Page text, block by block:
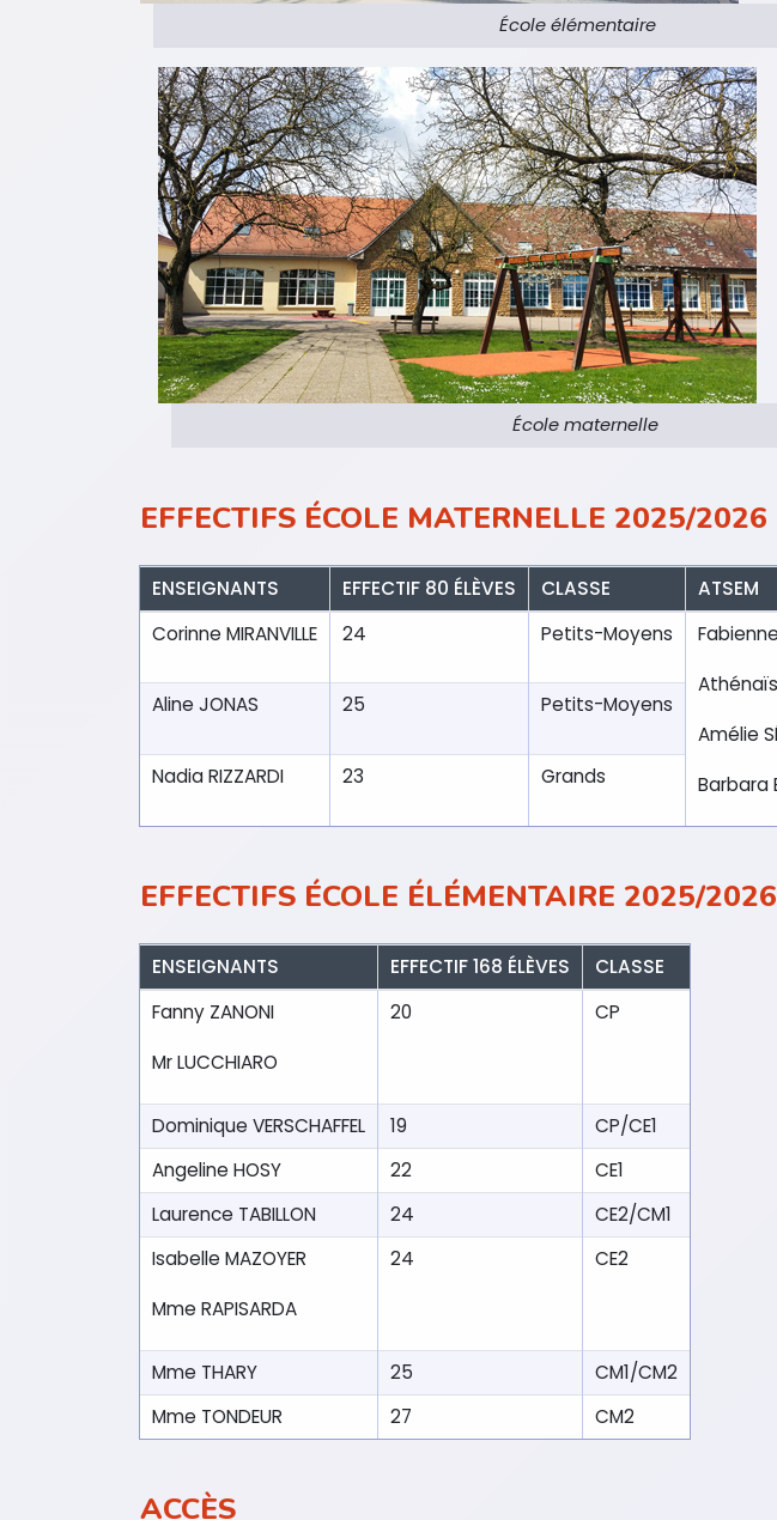
École élémentaire
École maternelle
EFFECTIFS ÉCOLE MATERNELLE 2025/2026
ENSEIGNANTS EFFECTIF 80 ÉLÈVES CLASSE
ATSEM
Corinne MIRANVILLE
24 Petits-Moyens
Fabienne
Amélie
Barbara
Aline JONAS 25 Petits-Moyens
Nadia RIZZARDI 23 Grands
EFFECTIFS ÉCOLE ÉLÉMENTAIRE 2025/2026
ENSEIGNANTS EFFECTIF 168 ÉLÈVES
CLASSE
Fanny ZANONI
Mr LUCCHIARO
20 CP
Dominique VERSCHAFFEL 19
CP/CE1
Angeline HOSY
22
CE1
Laurence TABILLON
24
CE2/CM1
Isabelle MAZOYER
Mme RAPISARDA
24 CE2
Mme THARY 25
CM1/CM2
Mme TONDEUR
27 CM2
ACCÈS